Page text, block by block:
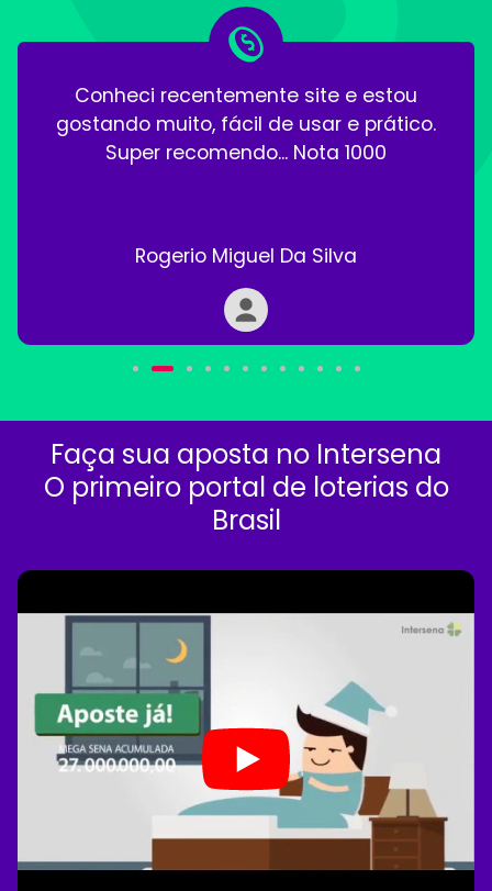
Conheci recentemente site e estou
gostando muito, fácil de usar e prático.
Super recomendo... Nota 1000
Rogerio Miguel Da Silva
Faça sua aposta no Intersena
O primeiro portal de loterias do
Brasil